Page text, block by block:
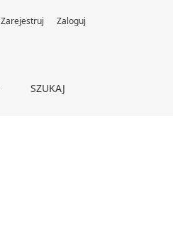
SZUKAJ
Zarejestruj Zaloguj